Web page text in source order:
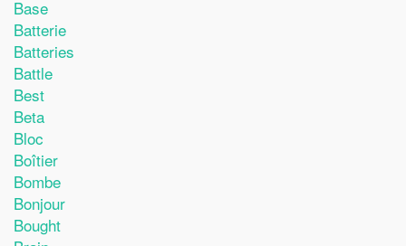
Base
Batterie
Batteries
Battle
Best
Beta
Bloc
Boîtier
Bombe
Bonjour
Bought